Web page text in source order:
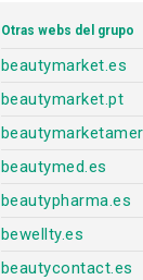
Otras webs del grupo
beautymarket.es
beautymarket.pt
beautymed.es
beautypharma.es
bewellty.es
beautycontact.es